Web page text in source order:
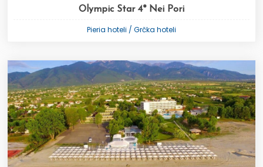
Olympic Star 4* Nei Pori
Pieria hoteli / Grčka hoteli